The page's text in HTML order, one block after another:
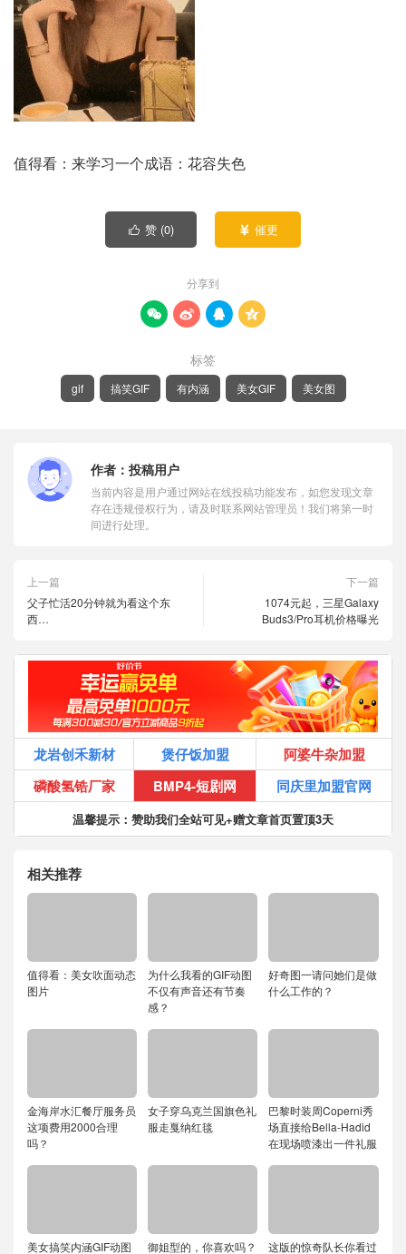
值得看：来学习一个成语：花容失色
 赞 (0)  催更
分享到
   
标签
gif 搞笑GIF 有内涵 美女GIF 美女图
作者： 投稿用户
当前内容是用户通过网站在线投稿功能发布，如您发现文章
存在违规侵权行为，请及时联系网站管理员！我们将第一时
间进行处理。
上一篇
父子忙活20分钟就为看这个东
西…
下一篇
1074元起，三星Galaxy
Buds3/Pro耳机价格曝光
龙岩创禾新材 煲仔饭加盟
阿婆牛杂加盟
磷酸氢锆厂家
BMP4-短剧网 同庆里加盟官网
温馨提示：赞助我们全站可见+赠文章首页置顶3天
相关推荐
值得看：美女吹面动态
图片
为什么我看的GIF动图
不仅有声音还有节奏
感？
好奇图一请问她们是做
什么工作的？
金海岸水汇餐厅服务员
这项费用2000合理
吗？
女子穿乌克兰国旗色礼
服走戛纳红毯
巴黎时装周Coperni秀
场直接给Bella-Hadid
在现场喷漆出一件礼服
美女搞笑内涵GIF动图 御姐型的，你喜欢吗？ 这版的惊奇队长你看过